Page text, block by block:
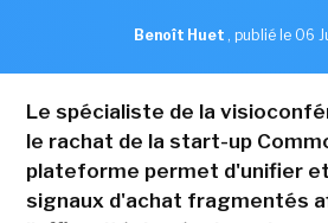
Benoît Huet , publié le 06
Le spécialiste de la
le rachat de la start-up
plateforme permet d'unifier
signaux d'achat fragmentés